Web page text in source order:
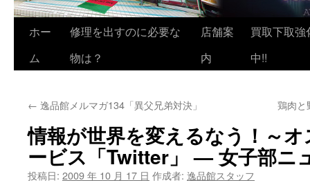
ホー
ム
修理を出すのに必要な
物は？
店舗案
内
買取下取強
中!!
← 逸品館メルマガ134「異父兄弟対決」 鶏肉
情報が世界を変えるなう！～
ービス「Twitter」 — 女子部ニ
投稿日: 2009 年 10 月 17 日 作成者: 逸品館スタッフ